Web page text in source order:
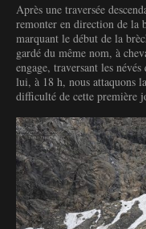
Après une traversée
remonter en direction de la
marquant le début de la
gardé du même nom, à
engage, traversant les
lui, à 18 h, nous attaquons
difficulté de cette première